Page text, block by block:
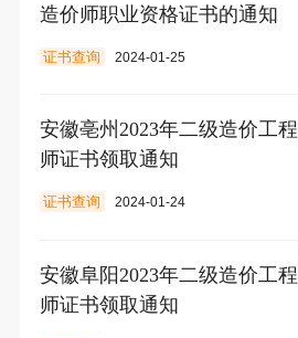
造价师职业资格证书的通知
证书查询 2024-01-25
安徽亳州2023年二级造价工程
师证书领取通知
证书查询 2024-01-24
安徽阜阳2023年二级造价工程
师证书领取通知